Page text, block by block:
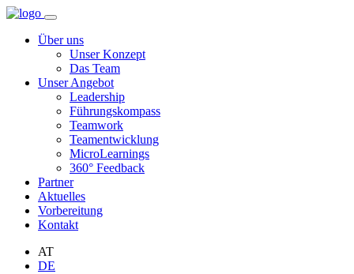
Über uns
Unser Konzept
Das Team
Unser Angebot
Leadership
Führungskompass
Teamwork
Teamentwicklung
MicroLearnings
360° Feedback
Partner
Aktuelles
Vorbereitung
Kontakt
AT
DE